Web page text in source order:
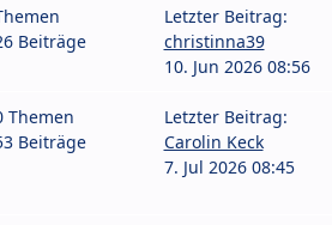
Beiträge
Letzter Beitrag:
christinna39
10. Jun 2026 08:56
Themen
Beiträge
Letzter Beitrag:
Carolin Keck
7. Jul 2026 08:45